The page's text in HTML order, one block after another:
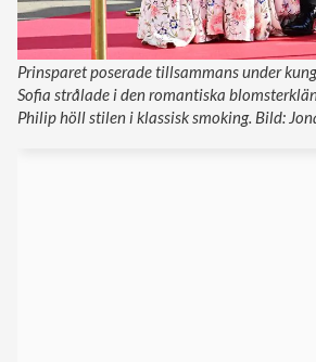
Prinsparet poserade tillsammans under
Sofia strålade i den romantiska
Philip höll stilen i klassisk smoking. Bild: